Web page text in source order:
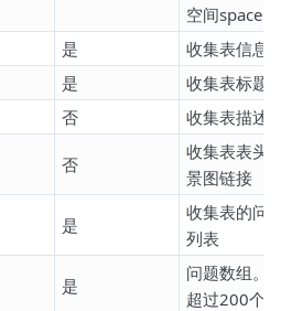
空间spaceid
是
收集表信息
是
收集表标题
否 收集表描述
否
收集表表头
景图链接
是
收集表的问
列表
是
问题数组。
超过200个。